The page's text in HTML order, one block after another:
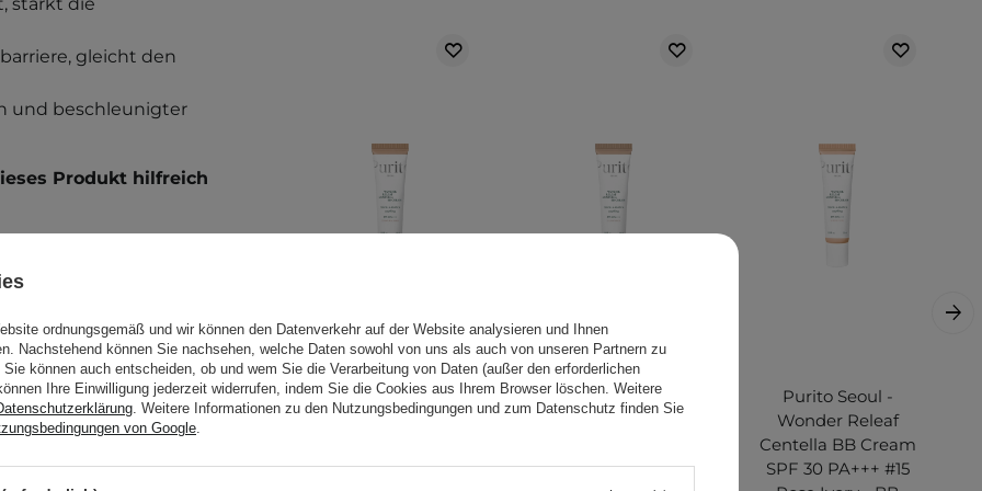
gleicht den
und beschleunigter
Produkt hilfreich
Pinsel oder den
durch. Weitere
.
Purito Seoul -
Wonder Releaf
SPF 30 PA+++ #23
Purito Seoul -
Wonder Releaf
SPF 30 PA+++ #21
Purito Seoul -
Wonder Releaf
Centella BB Cream
SPF 30 PA+++ #15
ordnungsgemäß und wir können den Datenverkehr auf der Website analysieren und Ihnen
Nachstehend können Sie nachsehen, welche Daten sowohl von uns als auch von unseren Partnern zu
können auch entscheiden, ob und wem Sie die Verarbeitung von Daten (außer den erforderlichen
Ihre Einwilligung jederzeit widerrufen, indem Sie die Cookies aus Ihrem Browser löschen. Weitere
. Weitere Informationen zu den Nutzungsbedingungen und zum Datenschutz finden Sie
von Google